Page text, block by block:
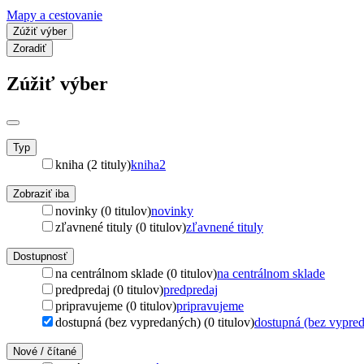
Mapy a cestovanie
Zúžiť výber
Zoradiť
Zúžiť výber
Typ
kniha (2 tituly)kniha2
Zobraziť iba
novinky (0 titulov)novinky
zľavnené tituly (0 titulov)zľavnené tituly
Dostupnosť
na centrálnom sklade (0 titulov)na centrálnom sklade
predpredaj (0 titulov)predpredaj
pripravujeme (0 titulov)pripravujeme
dostupná (bez vypredaných) (0 titulov)dostupná (bez
Nové / čítané